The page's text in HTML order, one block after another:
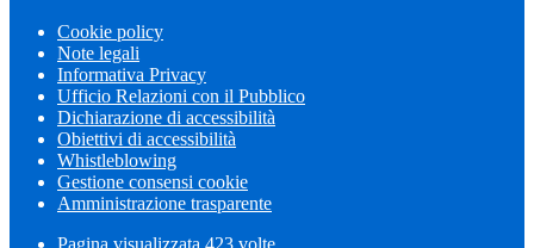
Cookie policy
Note legali
Informativa Privacy
Ufficio Relazioni con il Pubblico
Dichiarazione di accessibilità
Obiettivi di accessibilità
Whistleblowing
Gestione consensi cookie
Amministrazione trasparente
Pagina visualizzata 423 volte